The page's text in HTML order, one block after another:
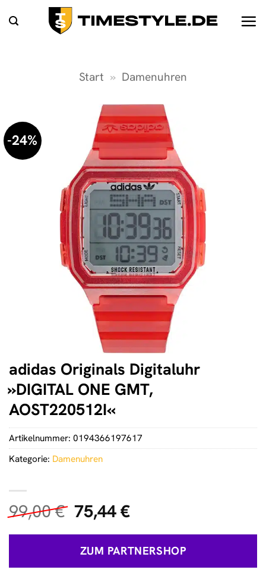
Inhalt
Start » Damenuhren
-24%
adidas Originals Digitaluhr
»DIGITAL ONE GMT,
AOST220512I«
99,00€ Ursprünglicher
Preis
war:
99,00 €
75,44€Aktueller
ist:
75,44 €.
ZUM PARTNERSHOP
Artikelnummer: 0194366197617
Kategorie: Damenuhren